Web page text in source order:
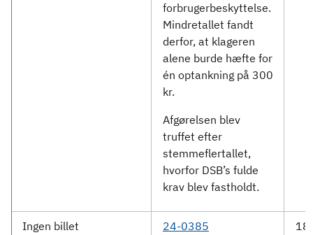
forbrugerbeskyttelse.
Mindretallet fandt
derfor, at klageren
alene burde hæfte for
én optankning på 300
kr.
Afgørelsen blev
truffet efter
stemmeflertallet,
hvorfor DSB’s fulde
krav blev fastholdt.
Ingen billet
24-0385
18.